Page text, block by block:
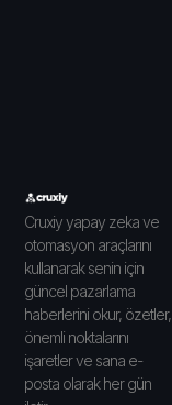
Cruxiy yapay zeka ve
otomasyon araçlarını
kullanarak senin için
güncel pazarlama
haberlerini okur, özetler,
önemli noktalarını
işaretler ve sana e-
posta olarak her gün